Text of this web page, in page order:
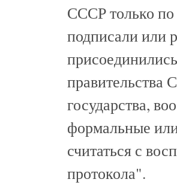
СССР только по
подписали или
правительства
государства,
формальные
считаться с
протокола".